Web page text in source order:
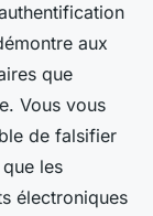
aux
que
Vous vous
de falsifier
les
électroniques